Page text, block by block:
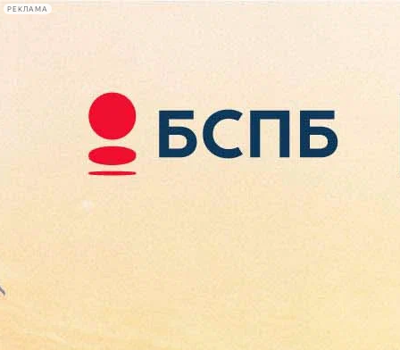
РЕКЛАМА
Сегодня:
2026.08.09
07:42
Афиша Plus